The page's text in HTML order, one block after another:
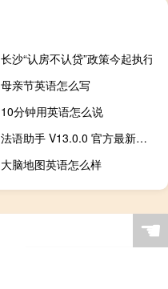
长沙“认房不认贷”政策今起执行
母亲节英语怎么写
10分钟用英语怎么说
法语助手 V13.0.0 官方最新版（法语助手 V13.0.0 官方最新版功能简介）
大脑地图英语怎么样
☚